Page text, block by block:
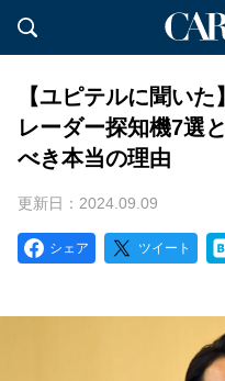
【ユピテルに聞い
レーダー探知機7選
べき本当の理由
更新日：2024.09.09
シェア ツイート